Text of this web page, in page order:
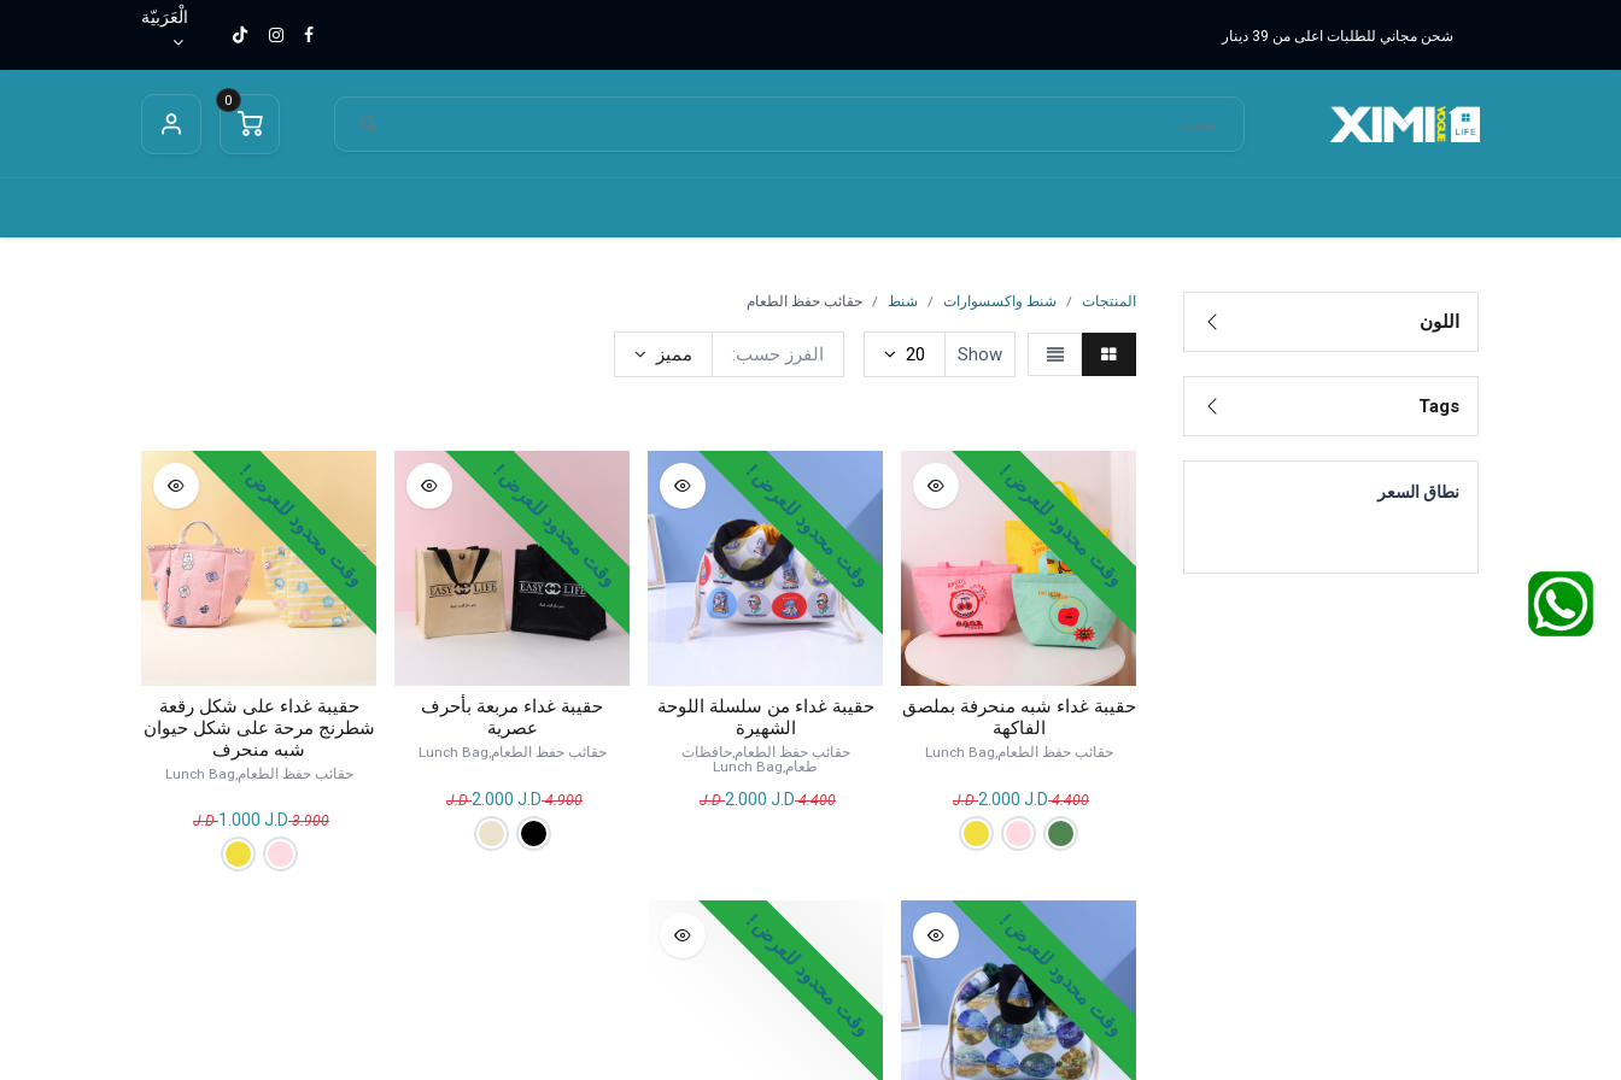
شحن مجاني للطلبات اعلى من 39 دينار
الْعَرَبيّة
0
اللون
Tags
نطاق السعر
المنتجات شنط واكسسوارات شنط حقائب حفظ الطعام
الفرز حسب: مميز Show
20
وقت محدود للعرض !
حقيبة غداء شبه منحرفة بملصق
الفاكهة
حقائب حفظ الطعام,Lunch Bag
4.400
J.D
2.000 J.D
وقت محدود للعرض !
حقيبة غداء من سلسلة اللوحة
الشهيرة
حقائب حفظ الطعام,حافظات
طعام,Lunch Bag
4.400
J.D
2.000 J.D
وقت محدود للعرض !
حقيبة غداء مربعة بأحرف
عصرية
حقائب حفظ الطعام,Lunch Bag
4.900
J.D
2.000 J.D
وقت محدود للعرض !
حقيبة غداء على شكل رقعة
شطرنج مرحة على شكل حيوان
شبه منحرف
حقائب حفظ الطعام,Lunch Bag
3.900
J.D
1.000 J.D
وقت محدود للعرض ! وقت محدود للعرض !